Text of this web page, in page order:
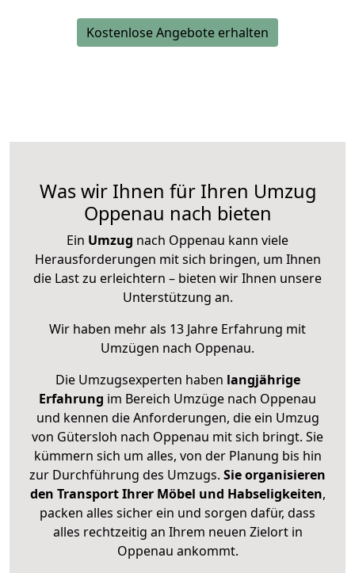
Kostenlose Angebote erhalten
Was wir Ihnen für Ihren Umzug
Oppenau nach bieten
Ein Umzug nach Oppenau kann viele
Herausforderungen mit sich bringen, um Ihnen
die Last zu erleichtern – bieten wir Ihnen unsere
Unterstützung an.
Wir haben mehr als 13 Jahre Erfahrung mit
Umzügen nach Oppenau.
Die Umzugsexperten haben langjährige
Erfahrung im Bereich Umzüge nach Oppenau
und kennen die Anforderungen, die ein Umzug
von Gütersloh nach Oppenau mit sich bringt. Sie
kümmern sich um alles, von der Planung bis hin
zur Durchführung des Umzugs. Sie organisieren
den Transport Ihrer Möbel und Habseligkeiten,
packen alles sicher ein und sorgen dafür, dass
alles rechtzeitig an Ihrem neuen Zielort in
Oppenau ankommt.